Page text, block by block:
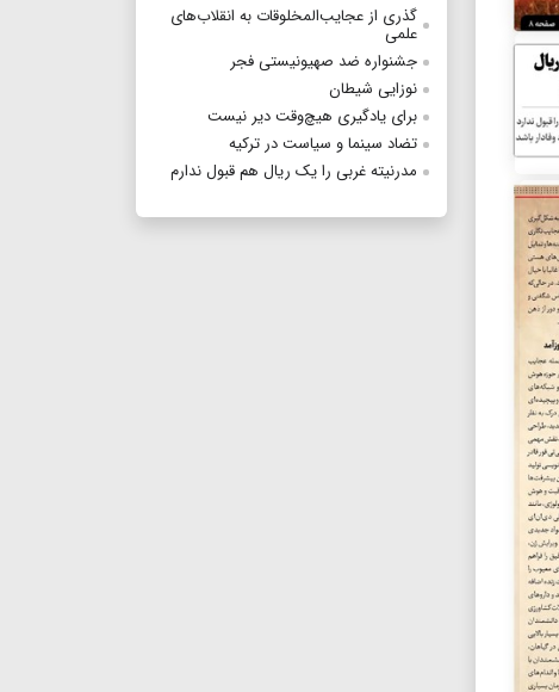
گذری از عجایب‌المخلوقات به انقلاب‌های
علمی
جشنواره ضد صهیونیستی فجر
نوزایی شیطان
برای یادگیری هیچ‌وقت دیر نیست
تضاد سینما و سیاست در ترکیه
مدرنیته غربی را یک ریال هم قبول ندارم